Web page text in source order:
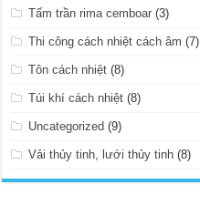
Tấm trần rima cemboar (3)
Thi công cách nhiệt cách âm (7)
Tôn cách nhiệt (8)
Túi khí cách nhiệt (8)
Uncategorized (9)
Vải thủy tinh, lưới thủy tinh (8)